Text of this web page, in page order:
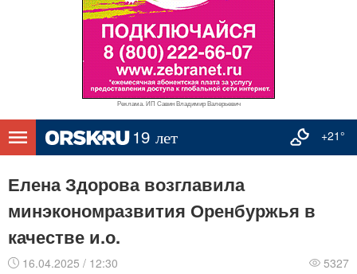
Реклама. ИП Савин Владимир Валерьевич
+21°
Елена Здорова возглавила
минэкономразвития Оренбуржья в
качестве и.о.
16.04.2025 / 12:30 5327